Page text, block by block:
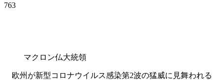
763
マクロン仏大統領
欧州が新型コロナウイルス感染第2波の猛威に見舞われる